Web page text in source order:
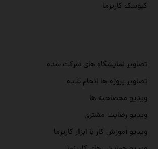
تصاویر نمایشگاه های شرکت شده
تصاویر پروژه ها انجام شده
ویدیو محصاحبه ها
ویدیو رضایت مشتری
ویدیو آموزش کار با ابزار کاریزما
کیوسک کاریزما